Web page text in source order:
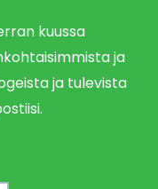
kuussa
ja
ja tulevista